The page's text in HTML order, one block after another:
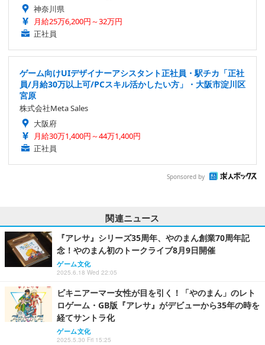
神奈川県
月給25万6,200円～32万円
正社員
ゲーム向けUIデザイナーアシスタント正社員・駅チカ「正社
員/月給30万以上可/PCスキル活かしたい方」・大阪市淀川区
宮原
株式会社Meta Sales
大阪府
月給30万1,400円～44万1,400円
正社員
Sponsored by
関連ニュース
『アレサ』シリーズ35周年、やのまん創業70周年記
念！やのまん初のトークライブ8月9日開催
ゲーム文化
2025.6.18 Wed 22:05
ビキニアーマー女性が目を引く！「やのまん」のレト
ロゲーム・GB版『アレサ』がデビューから35年の時を
経てサントラ化
ゲーム文化
2025.5.30 Fri 15:25